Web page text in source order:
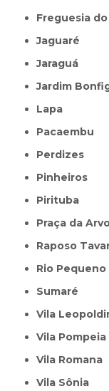
Freguesia
Jaguaré
Jaraguá
Jardim
Lapa
Pacaembu
Perdizes
Pinheiros
Pirituba
Praça da
Raposo
Rio Pequeno
Sumaré
Vila
Vila Pompeia
Vila Romana
Vila Sônia